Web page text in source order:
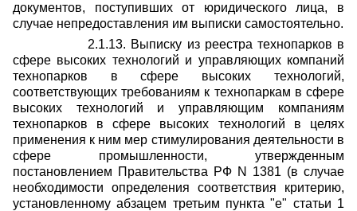
документов, поступивших от юридического лица, в
случае непредоставления им выписки самостоятельно.
2.1.13. Выписку из реестра технопарков в
сфере высоких технологий и управляющих компаний
технопарков в сфере высоких технологий,
соответствующих требованиям к технопаркам в сфере
высоких технологий и управляющим компаниям
технопарков в сфере высоких технологий в целях
применения к ним мер стимулирования деятельности в
сфере промышленности, утвержденным
постановлением Правительства РФ N 1381 (в случае
необходимости определения соответствия критерию,
установленному абзацем третьим пункта "е" статьи 1